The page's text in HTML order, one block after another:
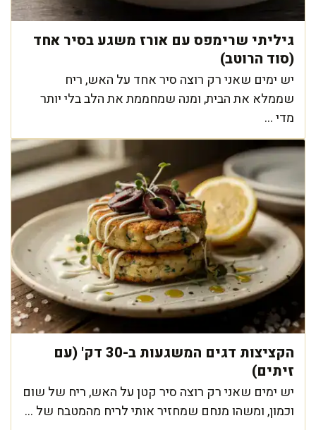
גיליתי שרימפס עם אורז משגע בסיר אחד
(סוד הרוטב)
יש ימים שאני רק רוצה סיר אחד על האש, ריח
שממלא את הבית, ומנה שמחממת את הלב בלי יותר
מדי ...
הקציצות דגים המשגעות ב-30 דק' (עם
זיתים)
יש ימים שאני רק רוצה סיר קטן על האש, ריח של שום
וכמון, ומשהו מנחם שמחזיר אותי לריח מהמטבח של ...